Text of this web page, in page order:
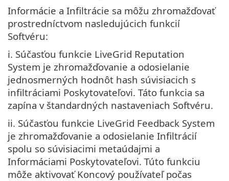
Informácie a Infiltrácie sa môžu zhromažďovať
prostredníctvom nasledujúcich funkcií
Softvéru:
i. Súčasťou funkcie LiveGrid Reputation
System je zhromažďovanie a odosielanie
jednosmerných hodnôt hash súvisiacich s
infiltráciami Poskytovateľovi. Táto funkcia sa
zapína v štandardných nastaveniach Softvéru.
ii. Súčasťou funkcie LiveGrid Feedback System
je zhromažďovanie a odosielanie Infiltrácií
spolu so súvisiacimi metaúdajmi a
Informáciami Poskytovateľovi. Túto funkciu
môže aktivovať Koncový používateľ počas